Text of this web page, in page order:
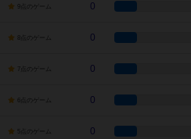
9点のゲーム 0
8点のゲーム 0
7点のゲーム 0
6点のゲーム 0
5点のゲーム 0